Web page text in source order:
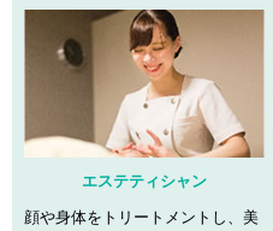
エステティシャン
顔や身体をトリートメントし、美